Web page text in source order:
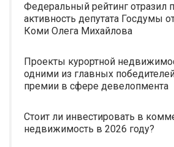
Федеральный рейтинг отразил
активность депутата Госдумы
Коми Олега Михайлова
Проекты курортной
одними из главных
премии в сфере девелопмента
Стоит ли инвестировать в
недвижимость в 2026 году?